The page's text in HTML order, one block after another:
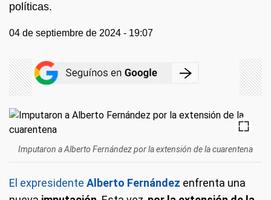
políticas.
04 de septiembre de 2024 - 19:07
Imputaron a Alberto Fernández por la extensión de la cuarentena
El expresidente Alberto Fernández enfrenta una